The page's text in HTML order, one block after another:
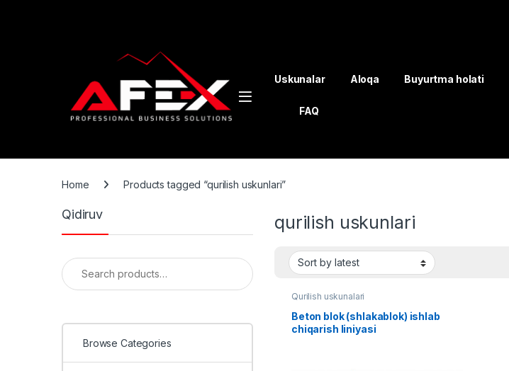
Uskunalar Aloqa Buyurtma holati
FAQ
Home Products tagged “qurilish uskunlari”
qurilish uskunlari
Qurilish uskunalari
Beton blok (shlakablok) ishlab
chiqarish liniyasi
Qidiruv
Search for:
Browse Categories